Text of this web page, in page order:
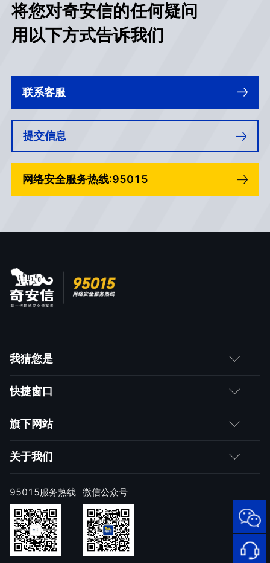
95015
网络安
全服务
将您对奇安信的任何疑问
用以下方式告诉我们
联系客服
提交信息
网络安全服务热线:95015
我猜您是
客户
合作伙伴
求职者
快捷窗口
如何购买
产品注册与激活
样本上报
奇安信天守安全软件
顽固病毒专杀工具
旗下网站
网神
技术研究院
威胁情报中心
补天漏洞响应平台
关于我们
公司简介
公司新闻
发展历程
95015服务热线 微信公众号